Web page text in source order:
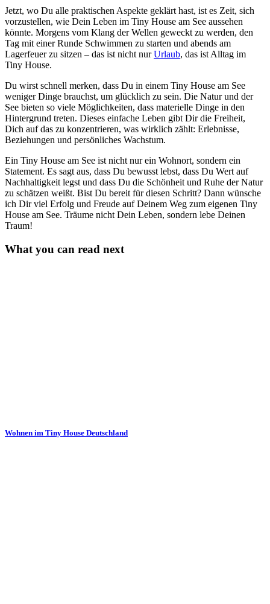
Jetzt, wo Du alle praktischen Aspekte geklärt hast, ist es Zeit, sich
vorzustellen, wie Dein Leben im Tiny House am See aussehen
könnte. Morgens vom Klang der Wellen geweckt zu werden, den
Tag mit einer Runde Schwimmen zu starten und abends am
Lagerfeuer zu sitzen – das ist nicht nurUrlaub, das ist Alltag im
Tiny House.
Du wirst schnell merken, dass Du in einem Tiny House am See
weniger Dinge brauchst, um glücklich zu sein. Die Natur und der
See bieten so viele Möglichkeiten, dass materielle Dinge in den
Hintergrund treten. Dieses einfache Leben gibt Dir die Freiheit,
Dich auf das zu konzentrieren, was wirklich zählt: Erlebnisse,
Beziehungen und persönliches Wachstum.
Ein Tiny House am See ist nicht nur ein Wohnort, sondern ein
Statement. Es sagt aus, dass Du bewusst lebst, dass Du Wert auf
Nachhaltigkeit legst und dass Du die Schönheit und Ruhe der Natur
zu schätzen weißt. Bist Du bereit für diesen Schritt? Dann wünsche
ich Dir viel Erfolg und Freude auf Deinem Weg zum eigenen Tiny
House am See. Träume nicht Dein Leben, sondern lebe Deinen
Traum!
What you can read next
Wohnen im Tiny House Deutschland